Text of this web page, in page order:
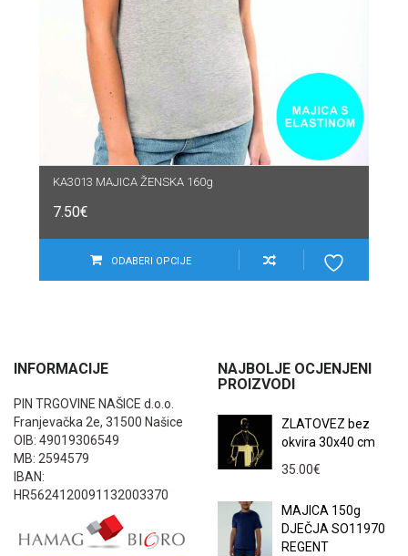
KA3013 MAJICA ŽENSKA 160g
7.50€
ODABERI OPCIJE
INFORMACIJE
PIN TRGOVINE NAŠICE d.o.o.
Franjevačka 2e, 31500 Našice
OIB: 49019306549
MB: 2594579
IBAN:
HR5624120091132003370
NAJBOLJE OCJENJENI
PROIZVODI
ZLATOVEZ bez
okvira 30x40 cm
35.00€
MAJICA 150g
DJEČJA SO11970
REGENT